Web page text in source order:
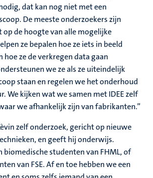
dat kan nog niet met een
De meeste onderzoekers zijn
de hoogte van alle mogelijke
ze bepalen hoe ze iets in beeld
ze de verkregen data gaan
we ze als ze uiteindelijk
staan en regelen we het onderhoud
We kijken wat we samen met IDEE zelf
we afhankelijk zijn van fabrikanten.”
zelf onderzoek, gericht op nieuwe
en geeft hij onderwijs.
biomedische studenten van FHML, of
van FSE. Af en toe hebben we een